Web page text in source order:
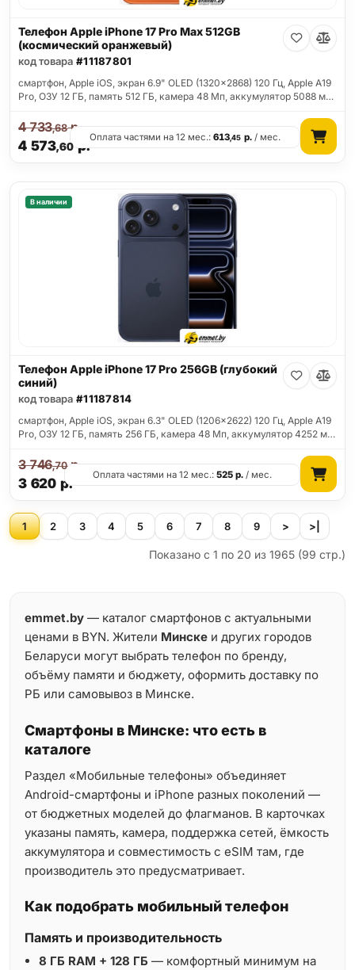
Телефон Apple iPhone 17 Pro Max 512GB
(космический оранжевый)
код товара #11187801
смартфон, Apple iOS, экран 6.9" OLED (1320x2868) 120 Гц, Apple A19
Pro, ОЗУ 12 ГБ, память 512 ГБ, камера 48 Мп, аккумулятор 5088 м…
4 573,60 р.
4 733,68р.
Оплата частями на 12 мес.:613,45 р./ мес.
В наличии
Телефон Apple iPhone 17 Pro 256GB (глубокий
синий)
код товара #11187814
смартфон, Apple iOS, экран 6.3" OLED (1206x2622) 120 Гц, Apple A19
Pro, ОЗУ 12 ГБ, память 256 ГБ, камера 48 Мп, аккумулятор 4252 м…
3 620 р.
3 746,70р.
Оплата частями на 12 мес.:525 р. / мес.
1 2 3 4 5 6 7 8 9 > >|
Показано с 1 по 20 из 1965 (99 стр.)
emmet.by — каталог смартфонов с актуальными
ценами в BYN. Жители Минске и других городов
Беларуси могут выбрать телефон по бренду,
объёму памяти и бюджету, оформить доставку по
РБ или самовывоз в Минске.
Смартфоны в Минске: что есть в
каталоге
Раздел «Мобильные телефоны» объединяет
Android-смартфоны и iPhone разных поколений —
от бюджетных моделей до флагманов. В карточках
указаны память, камера, поддержка сетей, ёмкость
аккумулятора и совместимость с eSIM там, где
производитель это предусматривает.
Как подобрать мобильный телефон
Память и производительность
8 ГБ RAM + 128 ГБ — комфортный минимум на